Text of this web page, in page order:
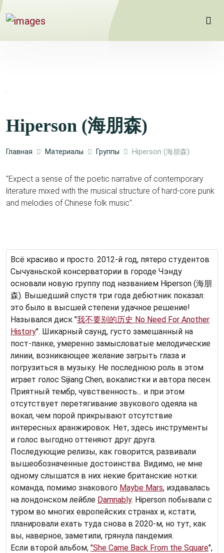
Hiperson (海朋森)
Главная Материалы Группы Hiperson (海朋森)
"Expect a sense of the poetic narrative of contemporary
literature mixed with the musical structure of hard-core punk
and melodies of Chinese folk music".
Всё красиво и просто. 2012-й год, пятеро студентов
Сычуаньской консерватории в городе Чэнду
основали новую группу под названием Hiperson (海朋
森). Вышедший спустя три года дебютник показал:
это было в высшей степени удачное решение!
Назывался диск "我​不​要​别​的​历​史 No Need For Another
History". Шикарный саунд, густо замешанный на
пост-панке, умеренно замысловатые мелодические
линии, возникающее желание загрыть глаза и
погрузиться в музыку. Не последнюю роль в этом
играет голос Sijiang Chen, вокалистки и автора песен.
Приятный тембр, чувственность... и при этом
отсутствует перетягивание звукового одеяла на
вокал, чем порой прикрывают отсутствие
интересных аранжировок. Нет, здесь инструменты
и голос выгодно оттеняют друг друга.
Последующие релизы, как говорится, развивали
вышеобозначенные достоинства. Видимо, не мне
одному слышатся в них некие британские нотки:
команда, помимо знакового Maybe Mars, издавалась
на лондонском лейбле Damnably. Hiperson побывали с
туром во многих европейских странах и, кстати,
планировали ехать туда снова в 2020-м, но тут, как
вы, наверное, заметили, грянула пандемия.
Если второй альбом, "She Came Back From the Square",